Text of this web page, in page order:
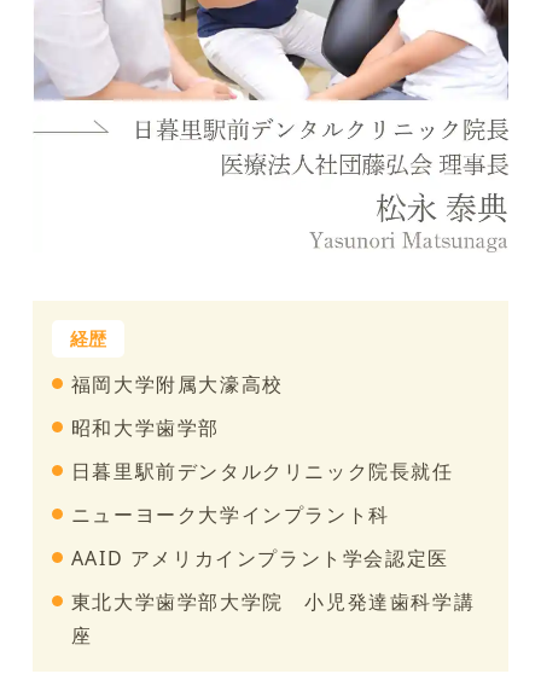
福岡大学附属大濠高校
昭和大学歯学部
日暮里駅前デンタルクリニック院長就任
ニューヨーク大学インプラント科
AAID アメリカインプラント学会認定医
東北大学歯学部大学院 小児発達歯科学講
座